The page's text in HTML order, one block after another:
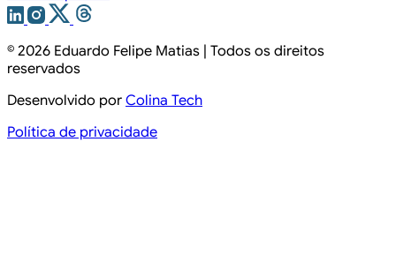
© 2026 Eduardo Felipe Matias | Todos os direitos
reservados
Desenvolvido por Colina Tech
Política de privacidade